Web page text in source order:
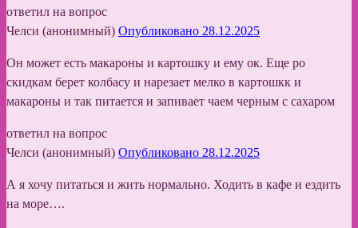
ответил на вопрос
Челси (анонимный) Опубликовано 28.12.2025
Он может есть макароны и картошку и ему ок. Еще ро
скидкам берет колбасу и нарезает мелко в картошкк и
макароны и так питается и запивает чаем черным с сахаром
ответил на вопрос
Челси (анонимный) Опубликовано 28.12.2025
А я хочу питаться и жить нормально. Ходить в кафе и ездить
на море….